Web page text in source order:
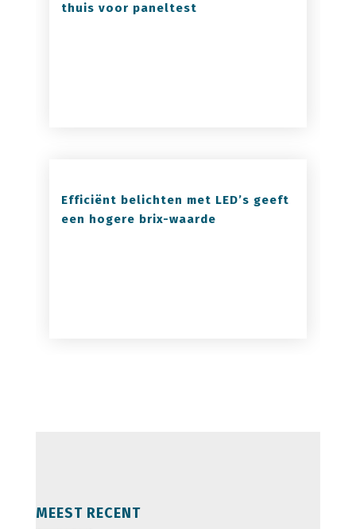
thuis voor paneltest
Efficiënt belichten met LED’s geeft
een hogere brix-waarde
MEEST RECENT